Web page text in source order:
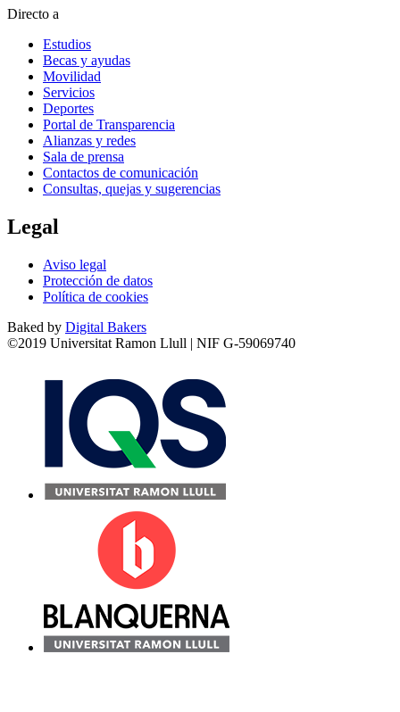
Directo a
Estudios
Becas y ayudas
Movilidad
Servicios
Deportes
Portal de Transparencia
Alianzas y redes
Sala de prensa
Contactos de comunicación
Consultas, quejas y sugerencias
Legal
Aviso legal
Protección de datos
Política de cookies
Baked by Digital Bakers
©2019 Universitat Ramon Llull | NIF G-59069740